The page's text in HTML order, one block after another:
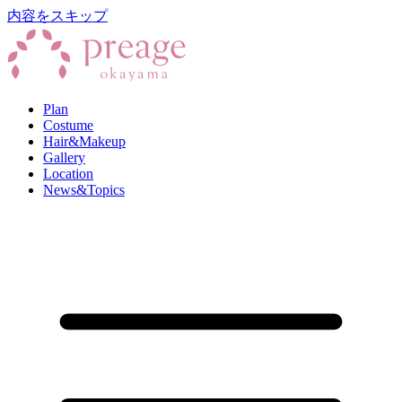
内容をスキップ
Plan
Costume
Hair&Makeup
Gallery
Location
News&Topics